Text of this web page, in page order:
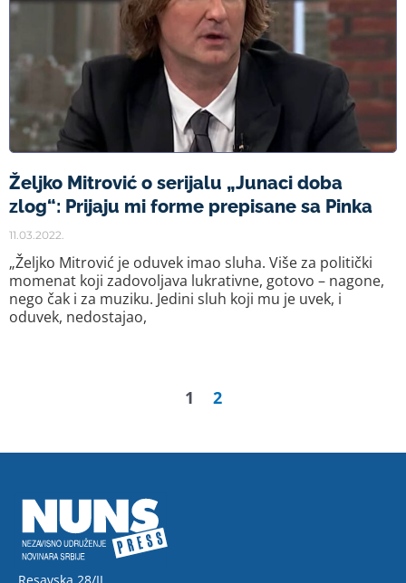
Željko Mitrović o serijalu „Junaci doba
zlog“: Prijaju mi forme prepisane sa Pinka
11.03.2022.
„Željko Mitrović je oduvek imao sluha. Više za politički
momenat koji zadovoljava lukrativne, gotovo – nagone,
nego čak i za muziku. Jedini sluh koji mu je uvek, i
oduvek, nedostajao,
1 2